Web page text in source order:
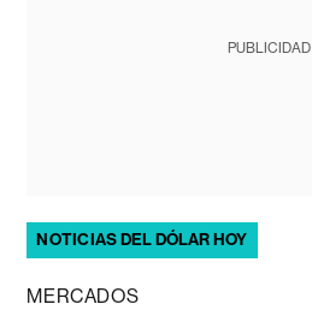
PUBLICIDAD
NOTICIAS DEL DÓLAR HOY
MERCADOS